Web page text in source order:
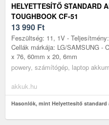
HELYETTESÍTŐ STANDARD
TOUGHBOOK CF-51
13 990 Ft
Feszültség: 11, 1V -
Cellák márkája: LG/SAMSUNG -
x 76, 60mm x 20, 6mm
powery, számítógép, laptop
akkuk.hu
Hasonlók, mint Helyettesítő standard